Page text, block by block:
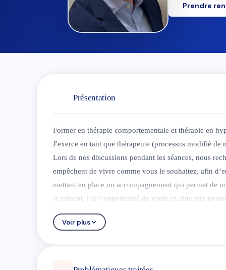
Prendre
Présentation
Former en thérapie comportementale et thérapie en
J'exerce en tant que thérapeute (processus modifié
Lors de nos discussions pendant les séances, nous
empêchent de vivre comme vous le souhaitez, afin
mettant en place un accompagnement qui permet de
A présent, j’ai l’opportunité de venir en aide aux
chemin de votre cette évolution personnelle, dans
Vous recherchez apaisement, compréhension, envie
sur vos demandes et besoins face aux circonstances
Voir plus